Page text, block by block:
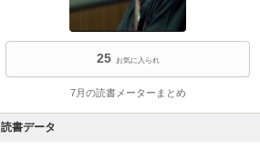
25 お気に入られ
7月の読書メーターまとめ
読書データ